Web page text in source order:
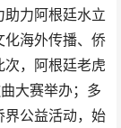
力阿根廷水立
化海外传播、侨
，阿根廷老虎
大赛举办；多
界公益活动，始